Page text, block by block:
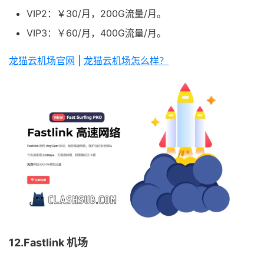
VIP2：￥30/月，200G流量/月。
VIP3：￥60/月，400G流量/月。
龙猫云机场官网 龙猫云机场怎么样？
12.Fastlink 机场